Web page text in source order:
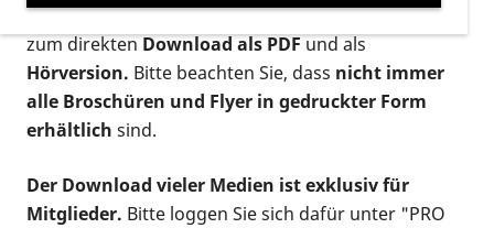
postalischen Bestellung als gedruckte Variante
zum direktenDownload als PDFund als
Hörversion. Bitte beachten Sie, dass nicht immer
alle Broschüren und Flyer in gedruckter Form
erhältlich sind.
Der Download vieler Medien ist exklusiv für
Mitglieder. Bitte loggen Sie sich dafür unter "PRO